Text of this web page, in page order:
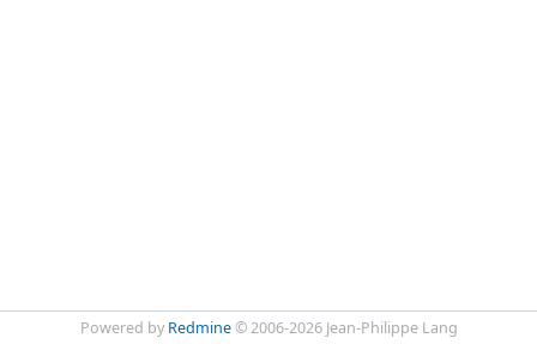
Powered by Redmine© 2006-2026 Jean-Philippe Lang